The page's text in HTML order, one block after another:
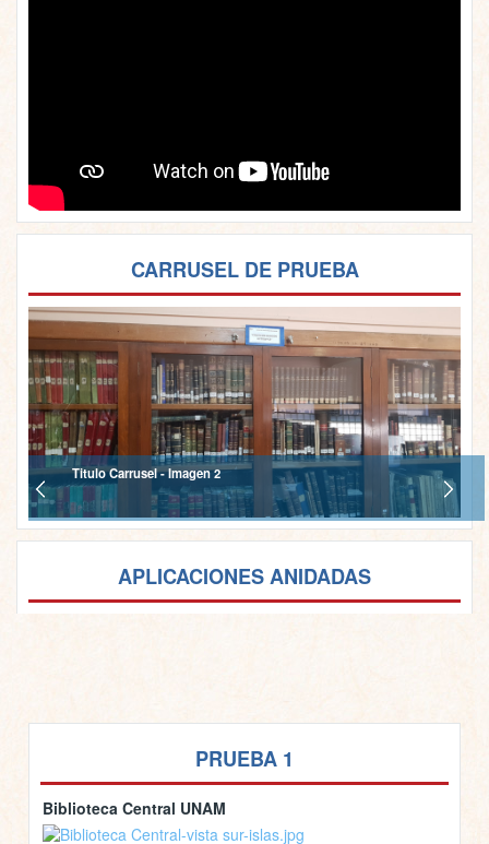
CARRUSEL DE PRUEBA
Titulo Carrusel - Imagen 2
APLICACIONES ANIDADAS
PRUEBA 1
Biblioteca Central UNAM